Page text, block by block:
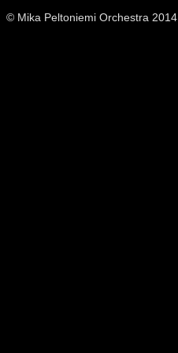
© Mika Peltoniemi Orchestra 2014